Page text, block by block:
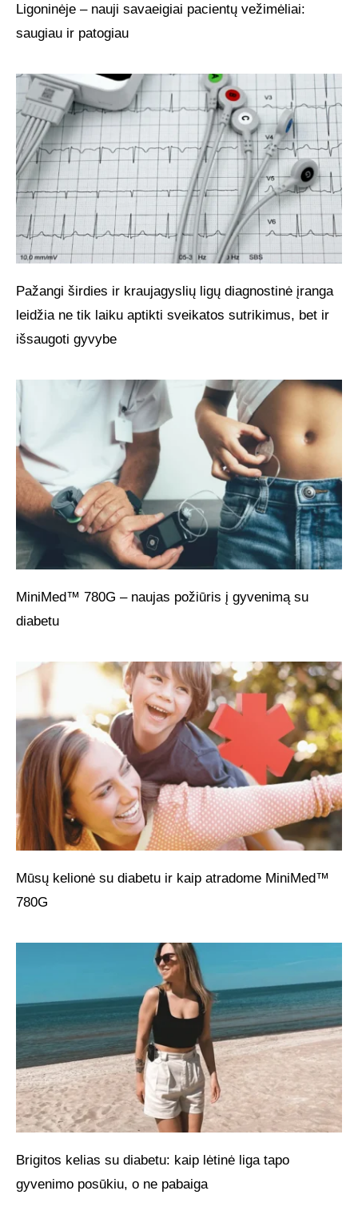
Ligoninėje – nauji savaeigiai pacientų vežimėliai:
saugiau ir patogiau
Pažangi širdies ir kraujagyslių ligų diagnostinė įranga
leidžia ne tik laiku aptikti sveikatos sutrikimus, bet ir
išsaugoti gyvybe
MiniMed™ 780G – naujas požiūris į gyvenimą su
diabetu
Mūsų kelionė su diabetu ir kaip atradome MiniMed™
780G
Brigitos kelias su diabetu: kaip lėtinė liga tapo
gyvenimo posūkiu, o ne pabaiga